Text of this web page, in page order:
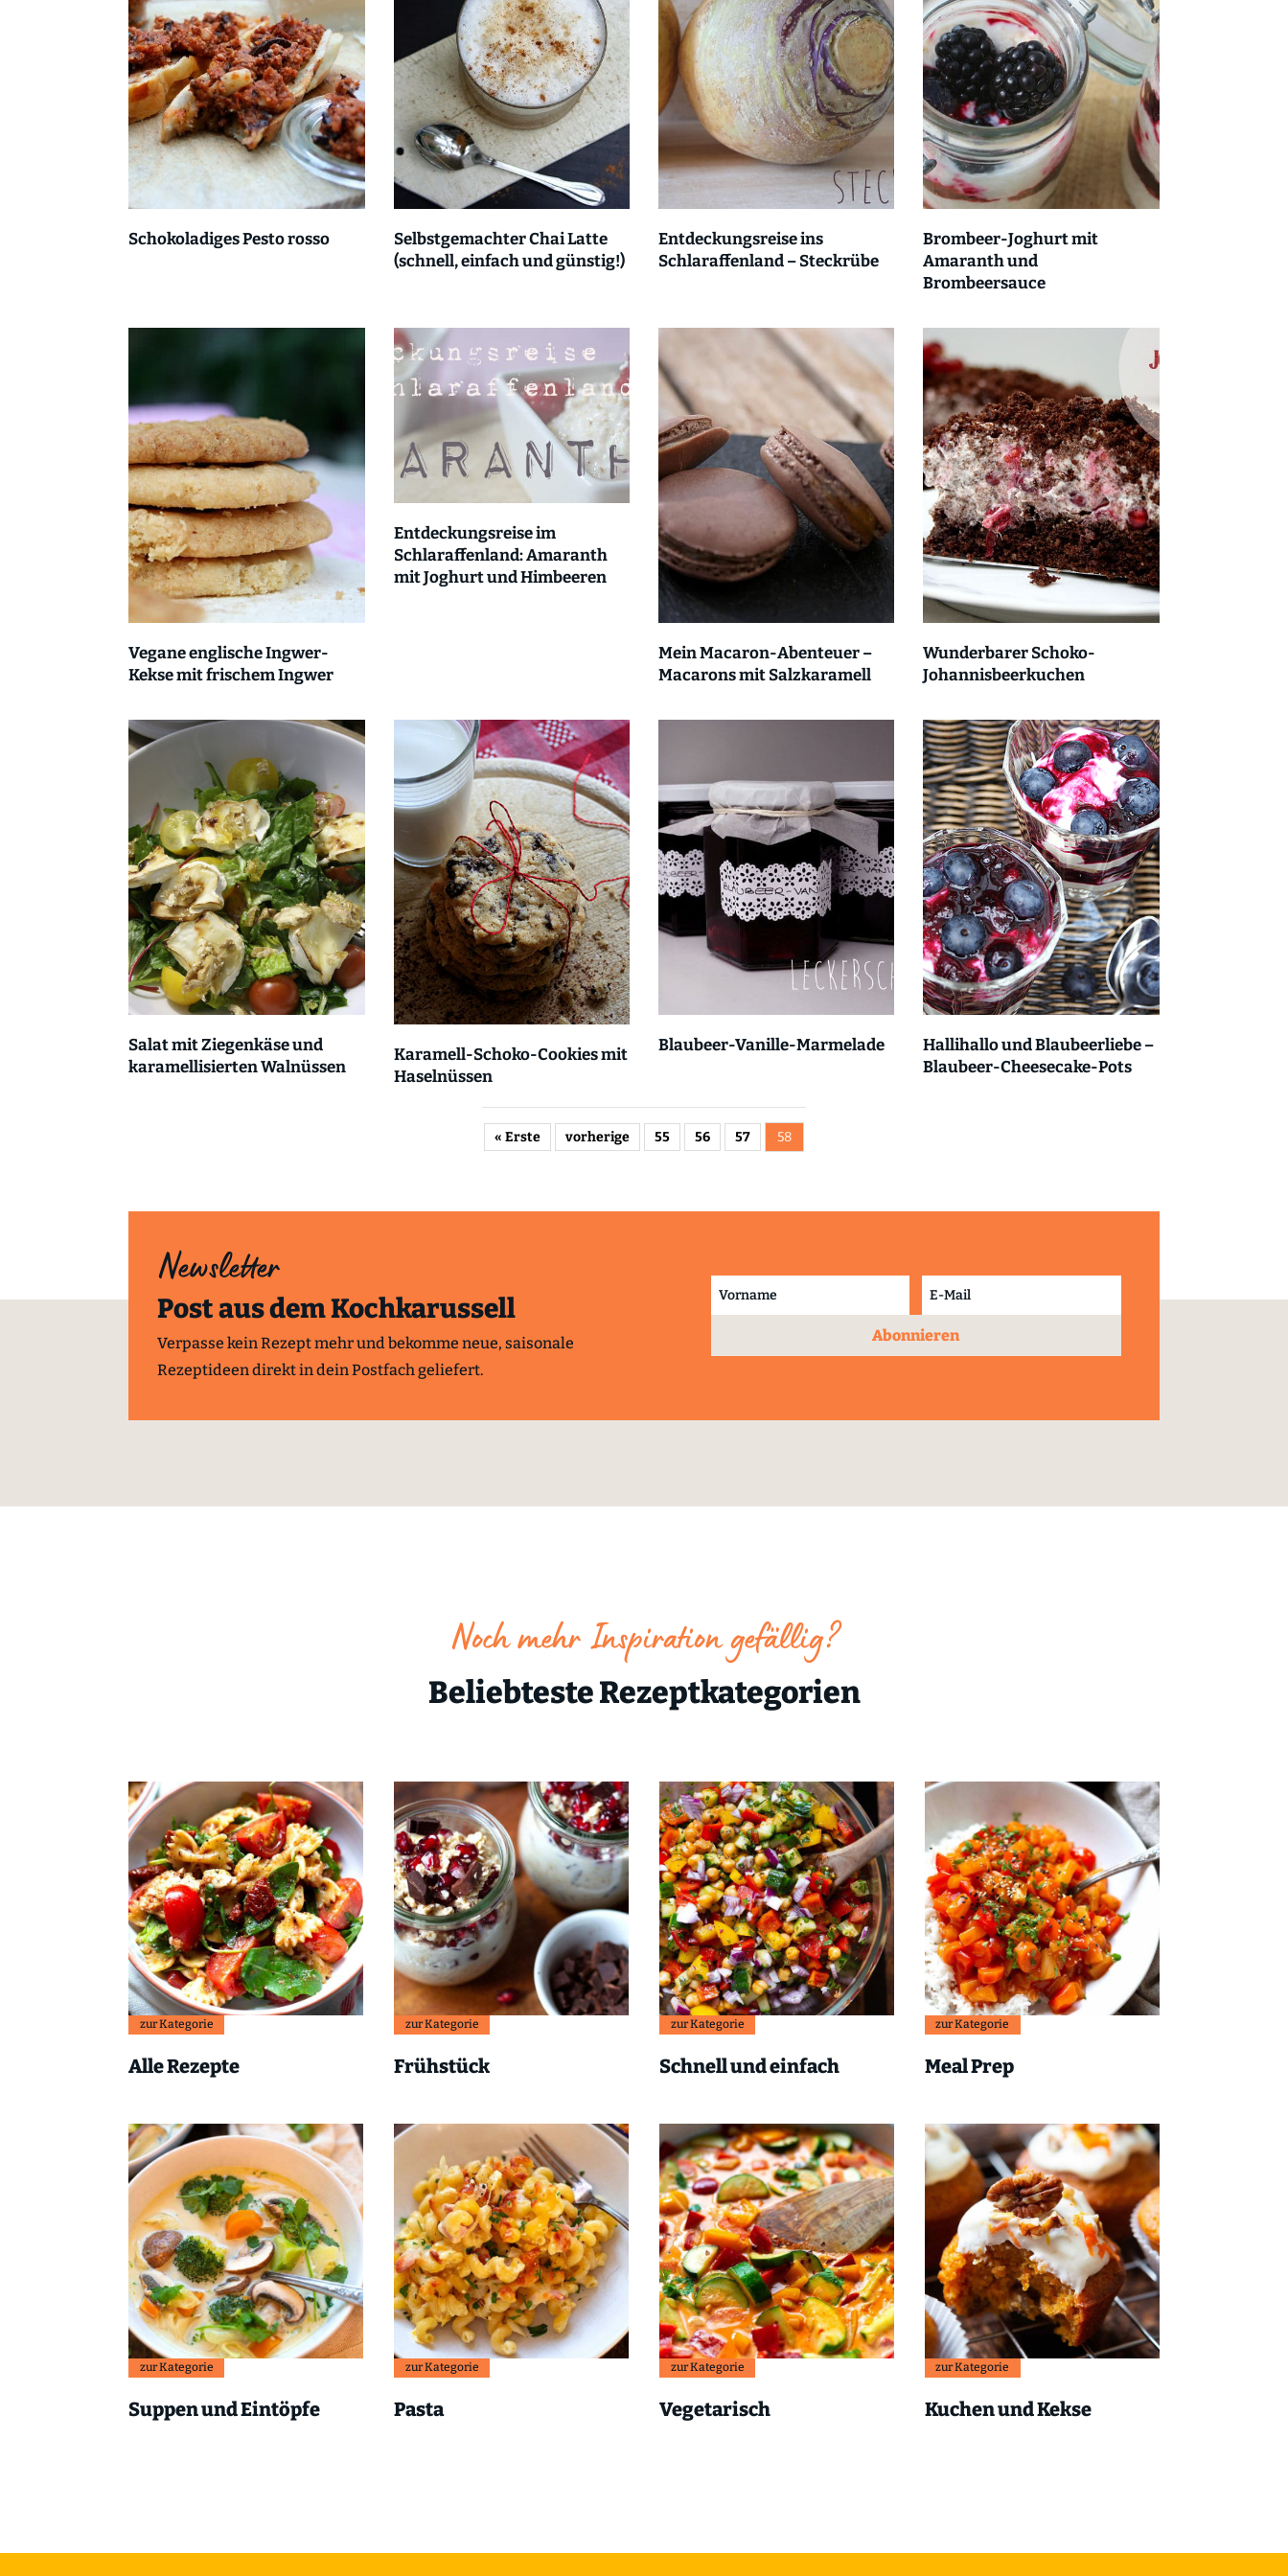
Schokoladiges Pesto rosso
Selbstgemachter Chai Latte
(schnell, einfach und günstig!)
Entdeckungsreise ins
Schlaraffenland – Steckrübe
Brombeer-Joghurt mit
Amaranth und
Brombeersauce
Vegane englische Ingwer-
Kekse mit frischem Ingwer
Entdeckungsreise im
Schlaraffenland: Amaranth
mit Joghurt und Himbeeren
Mein Macaron-Abenteuer –
Macarons mit Salzkaramell
Wunderbarer Schoko-
Johannisbeerkuchen
Salat mit Ziegenkäse und
karamellisierten Walnüssen
Karamell-Schoko-Cookies mit
Haselnüssen
Blaubeer-Vanille-Marmelade
Hallihallo und Blaubeerliebe –
Blaubeer-Cheesecake-Pots
« Erste vorherige 55 56 57 58
Newsletter
Post aus dem Kochkarussell
Verpasse kein Rezept mehr und bekomme neue, saisonale
Rezeptideen direkt in dein Postfach geliefert.
Abonnieren
Noch mehr Inspiration gefällig?
Beliebteste Rezeptkategorien
zur Kategorie
Alle Rezepte
zur Kategorie
Frühstück
zur Kategorie
Schnell und einfach
zur Kategorie
Meal Prep
zur Kategorie
Suppen und Eintöpfe
zur Kategorie
Pasta
zur Kategorie
Vegetarisch
zur Kategorie
Kuchen und Kekse